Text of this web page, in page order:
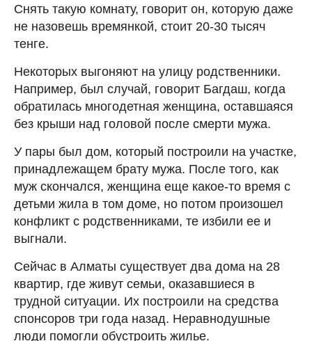
Снять такую комнату, говорит он, которую даже
не назовешь времянкой, стоит 20-30 тысяч
тенге.
Некоторых выгоняют на улицу родственники.
Например, был случай, говорит Багдаш, когда
обратилась многодетная женщина, оставшаяся
без крыши над головой после смерти мужа.
У пары был дом, который построили на участке,
принадлежащем брату мужа. После того, как
муж скончался, женщина еще какое-то время с
детьми жила в том доме, но потом произошел
конфликт с родственниками, те избили ее и
выгнали.
Сейчас в Алматы существует два дома на 28
квартир, где живут семьи, оказавшиеся в
трудной ситуации. Их построили на средства
спонсоров три года назад. Неравнодушные
люди помогли обустроить жилье.